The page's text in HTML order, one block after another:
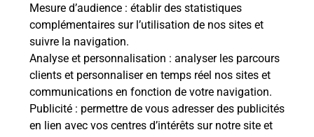
Mesure d’audience : établir des statistiques
complémentaires sur l’utilisation de nos sites et
suivre la navigation.
Analyse et personnalisation : analyser les parcours
clients et personnaliser en temps réel nos sites et
communications en fonction de votre navigation.
Publicité : permettre de vous adresser des publicités
en lien avec vos centres d’intérêts sur notre site et
Collecte du courrier aujourd'hui à 08h30
Place De L Eglise
19290 Sornac
Itinéraire